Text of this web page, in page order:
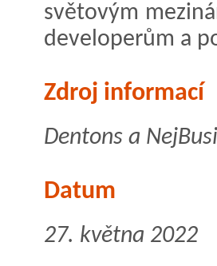
světovým
developerům a
Zdroj informací
Dentons a
Datum
27. května 2022